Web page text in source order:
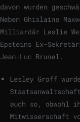
davon wurden
Neben Ghislaine
Milliardär Leslie
Epsteins Ex-
Jean-Luc Brunel.
Lesley Groff
auch so, obwohl
Mitwisserschaft